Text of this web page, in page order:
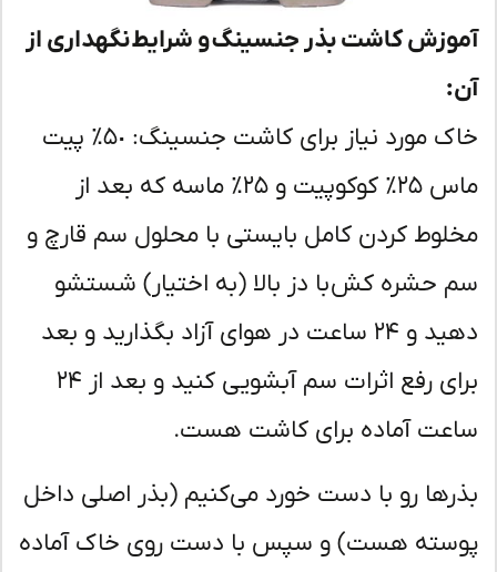
کاشت بذر جنسینگ و شرایط نگهداری از
خاک مورد نیاز برای کاشت جنسینگ: ۵٠٪ پیت
ماس ٢۵٪ کوکوپیت و ٢۵٪ ماسه که بعد از
کردن کامل بایستی با محلول سم قارچ و
حشره کش با دز بالا (به اختیار) شستشو
دهید و ٢۴ ساعت در هوای آزاد بگذارید و بعد
برای رفع اثرات سم آبشویی کنید و بعد از ٢۴
آماده برای کاشت هست.
رو با دست خورد می‌کنیم (بذر اصلی داخل
هست) و سپس با دست روی خاک آماده